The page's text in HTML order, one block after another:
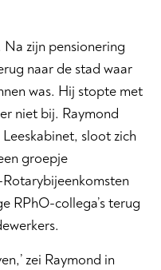
zijn pensionering
naar de stad waar
was. Hij stopte met
niet bij. Raymond
sloot zich
groepje
RPhO-collega’s terug
zei Raymond in